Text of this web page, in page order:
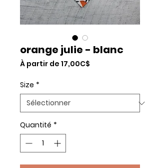
orange julie - blanc
À partir de 17,00C$
Size *
Quantité *